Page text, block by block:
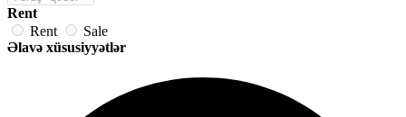
Rent
Rent
Sale
Əlavə xüsusiyyətlər